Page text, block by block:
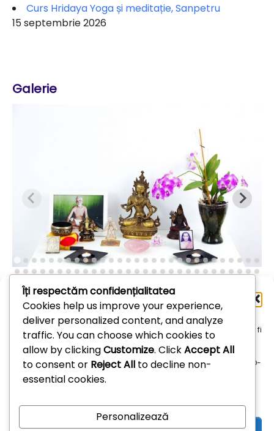
Administrează
consimțământul
Pentru a oferi cea mai bună experiență, folosim tehnologii, cum ar fi
cookie-uri, pentru a stoca și/sau accesa informațiile despre
dispozitive. Consimțământul pentru aceste tehnologii ne permite
să procesăm date, cum ar fi comportamentul de navigare sau ID-
uri unice pe acest site. Dacă nu îți dai consimțământul sau îți
retragi consimțământul dat poate avea afecte negative asupra
Curs Hridaya Yoga și meditație, Sanpetru
15 septembrie 2026
Galerie
Arhive
Arhive
Îți respectăm confidențialitatea
Cookies help us improve your experience,
deliver personalized content, and analyze
traffic. You can choose which cookies to
allow by clickingCustomize. ClickAccept All
to consent or Reject All to decline non-
essential cookies.
Personalizează